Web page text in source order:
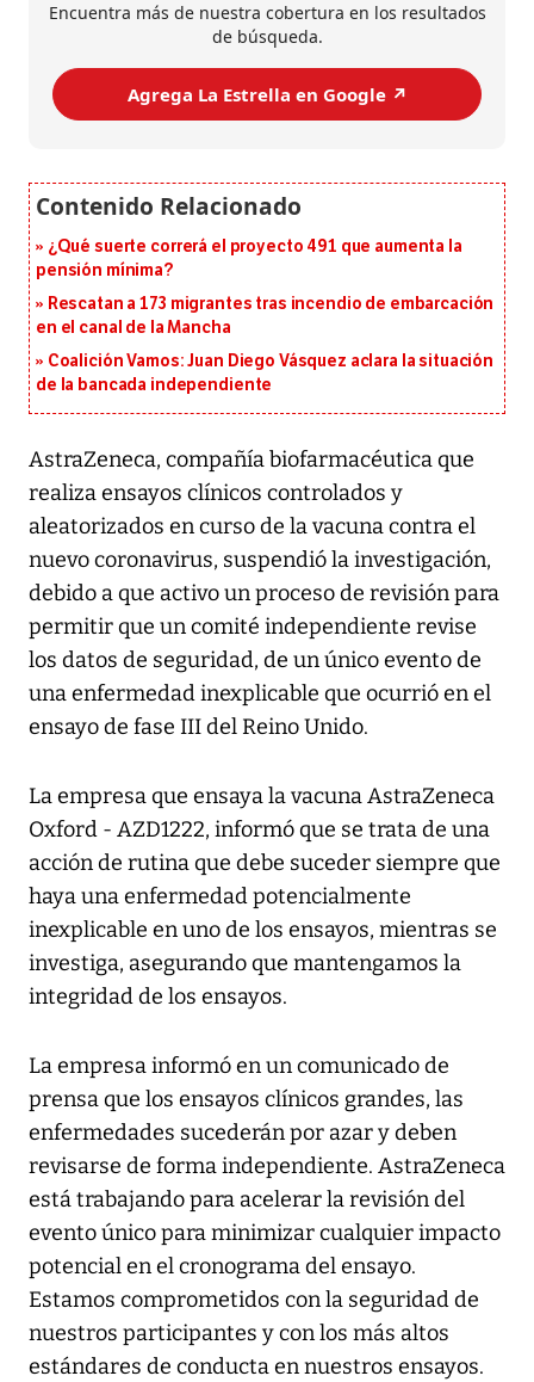
Encuentra más de nuestra cobertura en los resultados
de búsqueda.
Agrega La Estrella en Google ↗️
¿Qué suerte correrá el proyecto 491 que aumenta la
pensión mínima?
Rescatan a 173 migrantes tras incendio de embarcación
en el canal de la Mancha
Coalición Vamos: Juan Diego Vásquez aclara la situación
de la bancada independiente
AstraZeneca, compañía biofarmacéutica que
realiza ensayos clínicos controlados y
aleatorizados en curso de la vacuna contra el
nuevo coronavirus, suspendió la investigación,
debido a que activo un proceso de revisión para
permitir que un comité independiente revise
los datos de seguridad, de un único evento de
una enfermedad inexplicable que ocurrió en el
ensayo de fase III del Reino Unido.
La empresa que ensaya la vacuna AstraZeneca
Oxford - AZD1222, informó que se trata de una
acción de rutina que debe suceder siempre que
haya una enfermedad potencialmente
inexplicable en uno de los ensayos, mientras se
investiga, asegurando que mantengamos la
integridad de los ensayos.
La empresa informó en un comunicado de
prensa que los ensayos clínicos grandes, las
enfermedades sucederán por azar y deben
revisarse de forma independiente. AstraZeneca
está trabajando para acelerar la revisión del
evento único para minimizar cualquier impacto
potencial en el cronograma del ensayo.
Estamos comprometidos con la seguridad de
nuestros participantes y con los más altos
estándares de conducta en nuestros ensayos.